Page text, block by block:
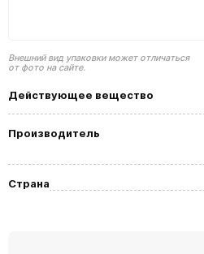
Внешний вид упаковки может отличаться
от фото на сайте.
Действующее вещество
Производитель
Страна